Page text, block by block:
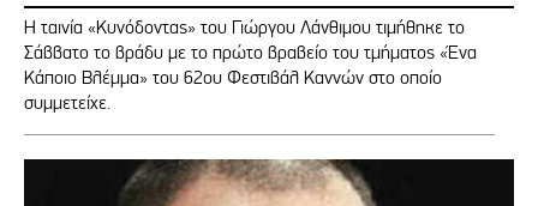
Η ταινία «Κυνόδοντας» του Γιώργου Λάνθιμου τιμήθηκε το
Σάββατο το βράδυ με το πρώτο βραβείο του τμήματος «Ένα
Κάποιο Βλέμμα» του 62ου Φεστιβάλ Καννών στο οποίο
συμμετείχε.